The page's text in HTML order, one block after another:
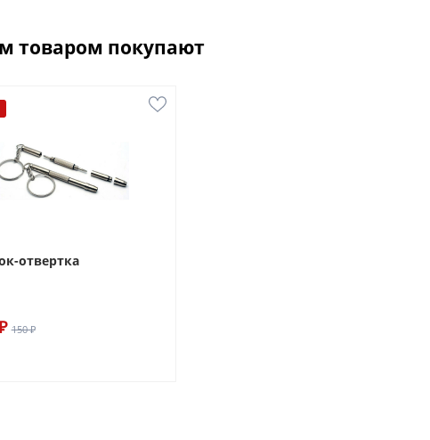
товаром покупают
отвертка
150 ₽